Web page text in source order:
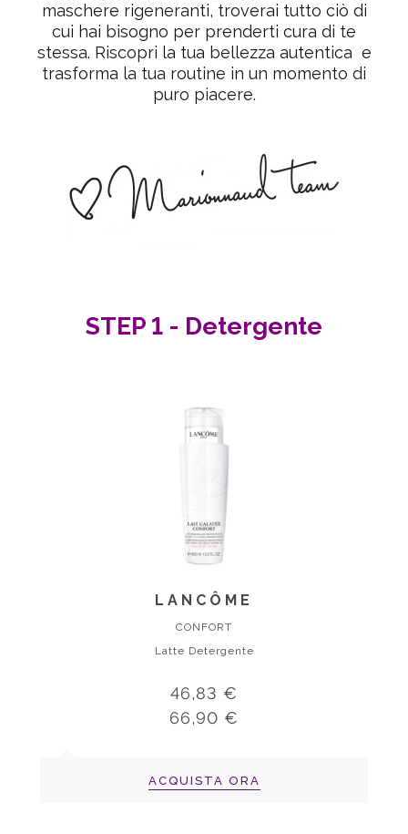
maschere rigeneranti, troverai tutto ciò di
cui hai bisogno per prenderti cura di te
stessa. Riscopri la tua bellezza autentica e
trasforma la tua routine in un momento di
puro piacere.
STEP 1 - Detergente
LANCÔME
CONFORT
Latte Detergente
46,83 €
66,90 €
ACQUISTA ORA